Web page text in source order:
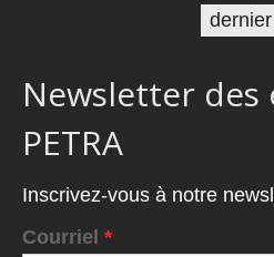
Newsletter des
PETRA
Inscrivez-vous à notre
Courriel *